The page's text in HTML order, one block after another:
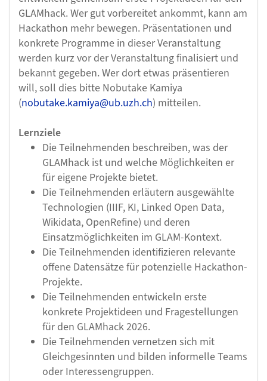
GLAMhack. Wer gut vorbereitet ankommt, kann am
Hackathon mehr bewegen. Präsentationen und
konkrete Programme in dieser Veranstaltung
werden kurz vor der Veranstaltung finalisiert und
bekannt gegeben. Wer dort etwas präsentieren
will, soll dies bitte Nobutake Kamiya
(nobutake.kamiya@ub.uzh.ch) mitteilen.
Lernziele
Die Teilnehmenden beschreiben, was der
GLAMhack ist und welche Möglichkeiten er
für eigene Projekte bietet.
Die Teilnehmenden erläutern ausgewählte
Technologien (IIIF, KI, Linked Open Data,
Wikidata, OpenRefine) und deren
Einsatzmöglichkeiten im GLAM-Kontext.
Die Teilnehmenden identifizieren relevante
offene Datensätze für potenzielle Hackathon-
Projekte.
Die Teilnehmenden entwickeln erste
konkrete Projektideen und Fragestellungen
für den GLAMhack 2026.
Die Teilnehmenden vernetzen sich mit
Gleichgesinnten und bilden informelle Teams
oder Interessengruppen.